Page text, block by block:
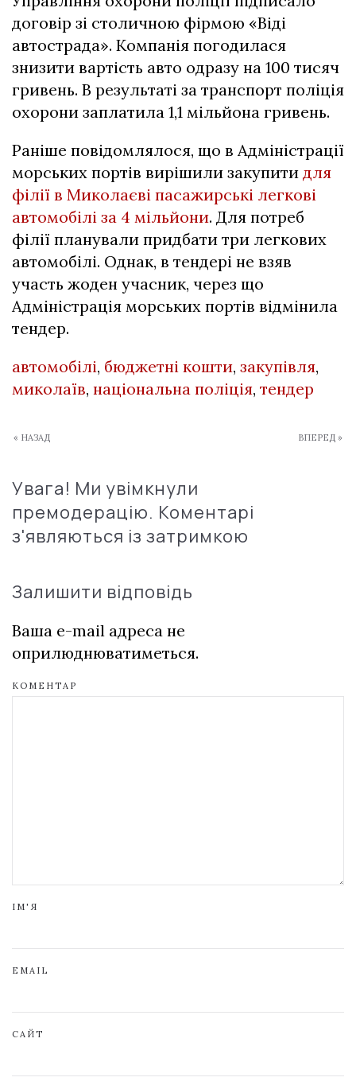
договір зі столичною фірмою «Віді
автострада». Компанія погодилася
знизити вартість авто одразу на 100 тисяч
гривень. В результаті за транспорт поліція
охорони заплатила 1,1 мільйона гривень.
Раніше повідомлялося, що в Адміністрації
морських портів вирішили закупити для
філії в Миколаєві пасажирські легкові
автомобілі за 4 мільйони. Для потреб
філії планували придбати три легкових
автомобілі. Однак, в тендері не взяв
участь жоден учасник, через що
Адміністрація морських портів відмінила
тендер.
автомобілі, бюджетні кошти, закупівля,
миколаїв, національна поліція, тендер
« НАЗАД ВПЕРЕД »
Увага! Ми увімкнули
премодерацію. Коментарі
з'являються із затримкою
Залишити відповідь
Ваша e-mail адреса не
оприлюднюватиметься.
КОМЕНТАР
ІМ'Я
EMAIL
САЙТ